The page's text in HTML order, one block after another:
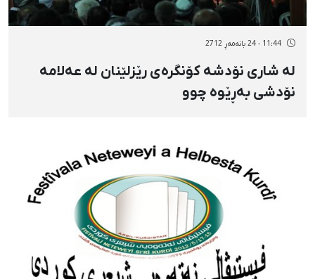
11:44 - 24 بانەمەڕ 2712
لە شاری نۆدشە كۆنگرەی رێزلێنان لە عەلامە
نۆدشی بەڕێوە چوو